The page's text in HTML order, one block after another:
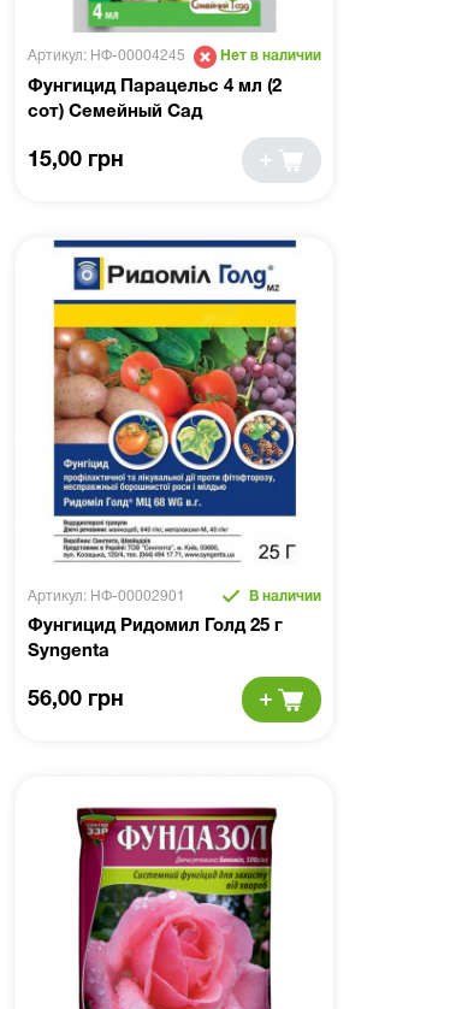
Артикул: НФ-00004245 Нет в наличии
Фунгицид Парацельс 4 мл (2
сот) Семейный Сад
15,00 грн
Артикул: НФ-00002901 В наличии
Фунгицид Ридомил Голд 25 г
Syngenta
56,00 грн